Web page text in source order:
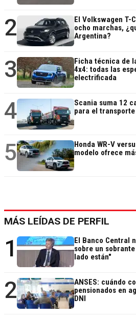
2
El Volkswagen T-
ocho marchas,
Argentina?
3
Ficha técnica de
4x4: todas las
electrificada
4
Scania suma 12
para el
5
Honda WR-V
modelo ofrece
MÁS LEÍDAS DE PERFIL
1
El Banco Central
sobre un
lado están"
2
ANSES: cuándo
pensionados en
DNI